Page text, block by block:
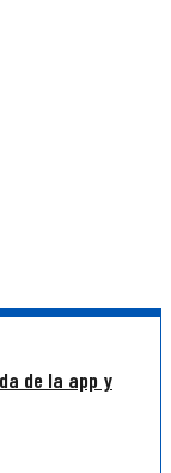
de la app y